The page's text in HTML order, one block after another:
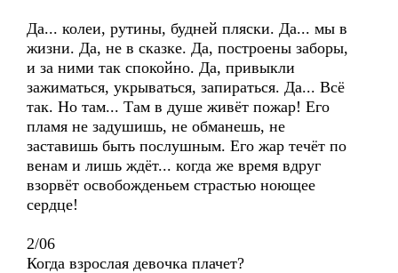
Да... колеи, рутины, будней пляски. Да... мы в
жизни. Да, не в сказке. Да, построены заборы,
и за ними так спокойно. Да, привыкли
зажиматься, укрываться, запираться. Да... Всё
так. Но там... Там в душе живёт пожар! Его
пламя не задушишь, не обманешь, не
заставишь быть послушным. Его жар течёт по
венам и лишь ждёт... когда же время вдруг
взорвёт освобожденьем страстью ноющее
сердце!
2/06
Когда взрослая девочка плачет?